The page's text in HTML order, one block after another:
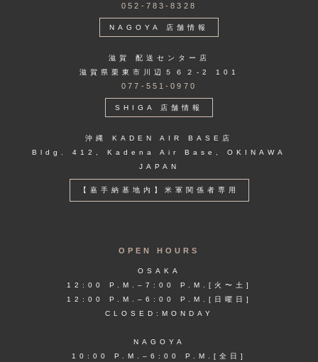
052-783-8328
NAGOYA 店舗情報
滋賀 配送センター店
滋賀県栗東市川辺５６２-2 101
077-551-0970
SHIGA 店舗情報
沖縄 KADEN AIR BASE店
Bldg. 412, Kadena Air Base, OKINAWA
JAPAN
【嘉手納基地内】米軍関係者専用
OPEN HOURS
OSAKA
12:00 P.M.–7:00 P.M.[火〜土]
12:00 P.M.–6:00 P.M.[日曜日]
CLOSED:MONDAY
NAGOYA
10:00 P.M.–6:00 P.M.[全日]